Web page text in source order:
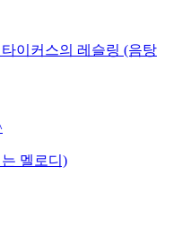
이커스의 레슬링 (음탕
멜로디)